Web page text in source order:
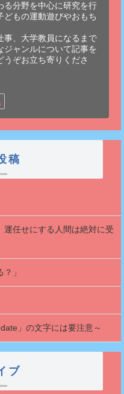
る分野を中心に研究を行
どもの運動遊びやおもち
事、大学教員になるまで
ジャンルについて記事を
ぞお立ち寄りくださ
稿
運任せにする人間は絶対に受
」
」の文字には要注意～
ブ